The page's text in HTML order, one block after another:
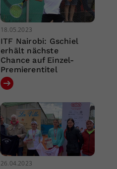
18.05.2023
ITF Nairobi: Gschiel
erhält nächste
Chance auf Einzel-
Premierentitel
26.04.2023